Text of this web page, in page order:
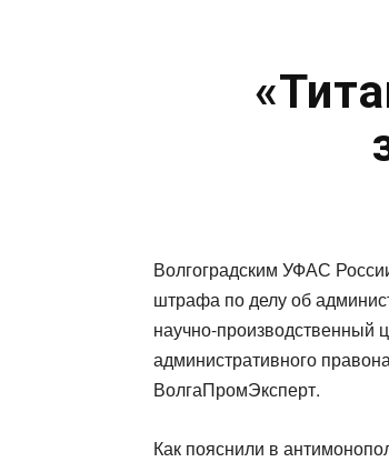
Волгоградским УФАС
штрафа по делу об
научно-производственный
административного
ВолгаПромЭксперт.
Как пояснили в